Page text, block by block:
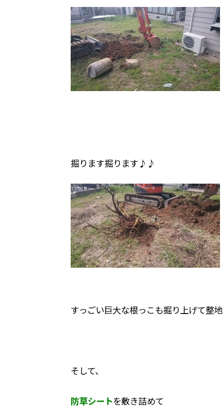
掘ります掘ります♪♪
すっごい巨大な根っこも掘り上げて整
そして、
防草シートを敷き詰めて